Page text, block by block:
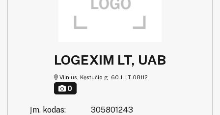
LOGEXIM LT, UAB
Vilnius, Kęstučio g. 60-1, LT-08112
0
Įm. kodas:
305801243